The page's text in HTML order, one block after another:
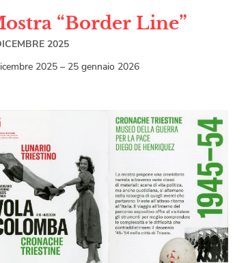
“Border Line”
2025
2025 – 25 gennaio 2026